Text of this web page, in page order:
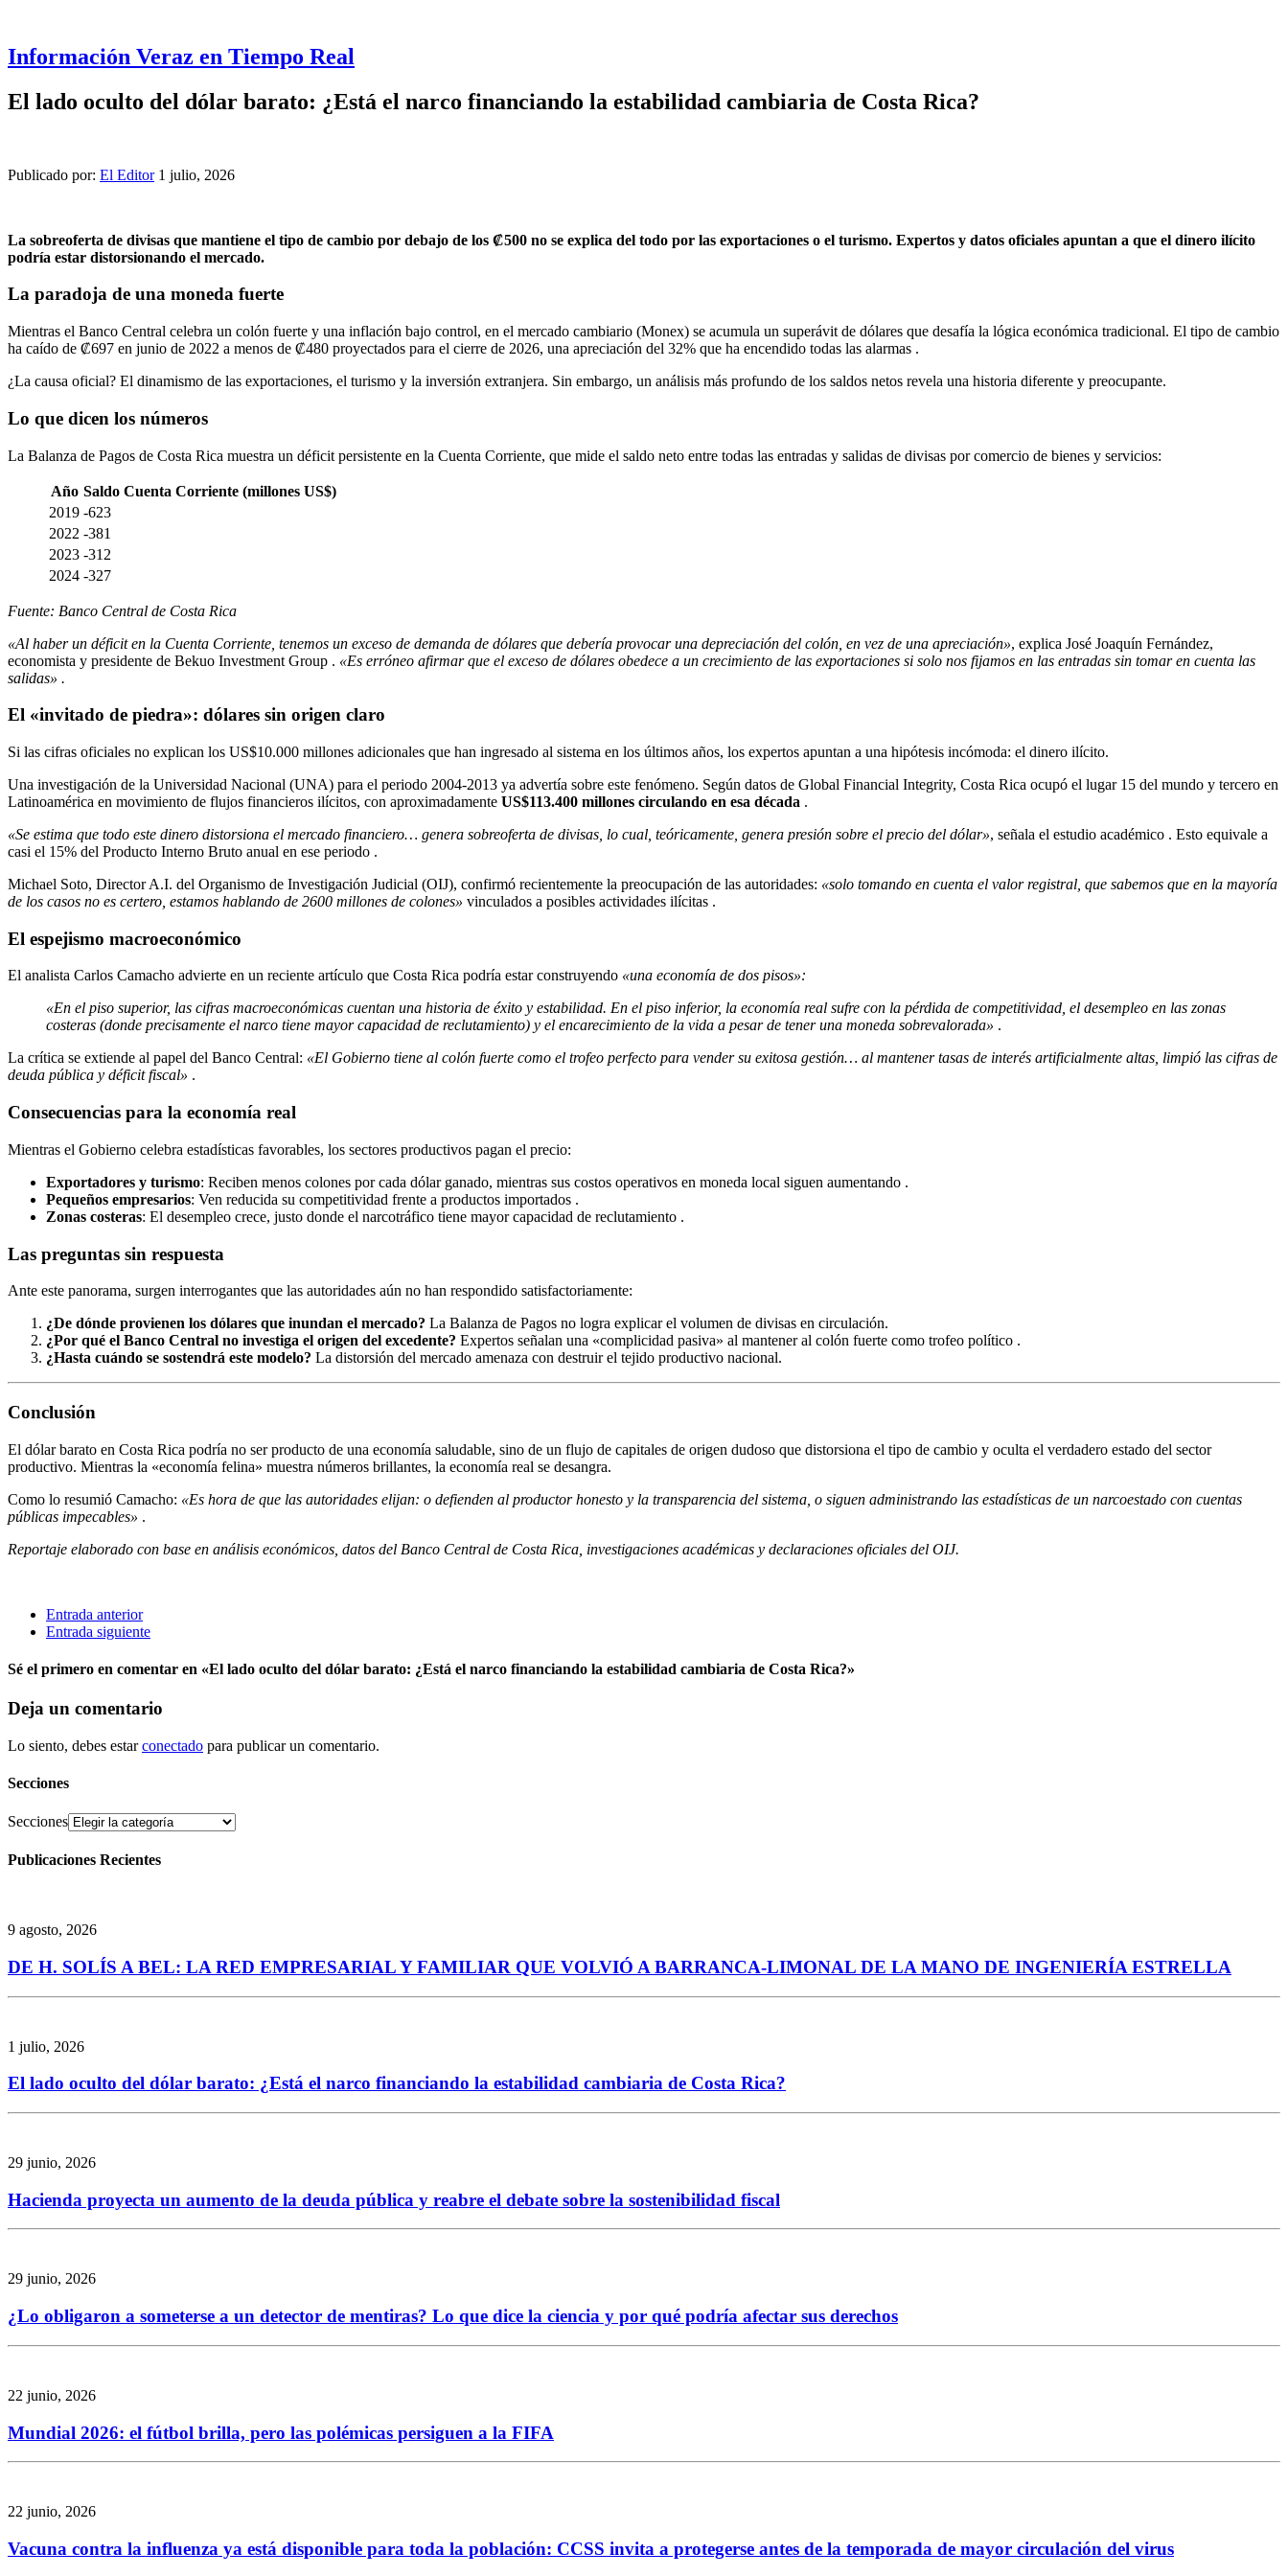
Información Veraz en Tiempo Real
El lado oculto del dólar barato: ¿Está el narco financiando la estabilidad cambiaria de Costa Rica?
Publicado por: El Editor 1 julio, 2026
La sobreoferta de divisas que mantiene el tipo de cambio por debajo de los ₡500 no se explica del todo por las exportaciones o el turismo. Expertos y datos oficiales apuntan a que el dinero ilícito
podría estar distorsionando el mercado.
La paradoja de una moneda fuerte
Mientras el Banco Central celebra un colón fuerte y una inflación bajo control, en el mercado cambiario (Monex) se acumula un superávit de dólares que desafía la lógica económica tradicional. El tipo de cambio
ha caído de ₡697 en junio de 2022 a menos de ₡480 proyectados para el cierre de 2026, una apreciación del 32% que ha encendido todas las alarmas .
¿La causa oficial? El dinamismo de las exportaciones, el turismo y la inversión extranjera. Sin embargo, un análisis más profundo de los saldos netos revela una historia diferente y preocupante.
Lo que dicen los números
La Balanza de Pagos de Costa Rica muestra un déficit persistente en la Cuenta Corriente, que mide el saldo neto entre todas las entradas y salidas de divisas por comercio de bienes y servicios:
Año Saldo Cuenta Corriente (millones US$)
2019 -623
2022 -381
2023 -312
2024 -327
Fuente: Banco Central de Costa Rica
«Al haber un déficit en la Cuenta Corriente, tenemos un exceso de demanda de dólares que debería provocar una depreciación del colón, en vez de una apreciación», explica José Joaquín Fernández,
economista y presidente de Bekuo Investment Group . «Es erróneo afirmar que el exceso de dólares obedece a un crecimiento de las exportaciones si solo nos fijamos en las entradas sin tomar en cuenta las
salidas» .
El «invitado de piedra»: dólares sin origen claro
Si las cifras oficiales no explican los US$10.000 millones adicionales que han ingresado al sistema en los últimos años, los expertos apuntan a una hipótesis incómoda: el dinero ilícito.
Una investigación de la Universidad Nacional (UNA) para el periodo 2004-2013 ya advertía sobre este fenómeno. Según datos de Global Financial Integrity, Costa Rica ocupó el lugar 15 del mundo y tercero en
Latinoamérica en movimiento de flujos financieros ilícitos, con aproximadamente US$113.400 millones circulando en esa década .
«Se estima que todo este dinero distorsiona el mercado financiero… genera sobreoferta de divisas, lo cual, teóricamente, genera presión sobre el precio del dólar», señala el estudio académico . Esto equivale a
casi el 15% del Producto Interno Bruto anual en ese periodo .
Michael Soto, Director A.I. del Organismo de Investigación Judicial (OIJ), confirmó recientemente la preocupación de las autoridades: «solo tomando en cuenta el valor registral, que sabemos que en la mayoría
de los casos no es certero, estamos hablando de 2600 millones de colones» vinculados a posibles actividades ilícitas .
El espejismo macroeconómico
El analista Carlos Camacho advierte en un reciente artículo que Costa Rica podría estar construyendo «una economía de dos pisos»:
«En el piso superior, las cifras macroeconómicas cuentan una historia de éxito y estabilidad. En el piso inferior, la economía real sufre con la pérdida de competitividad, el desempleo en las zonas
costeras (donde precisamente el narco tiene mayor capacidad de reclutamiento) y el encarecimiento de la vida a pesar de tener una moneda sobrevalorada» .
La crítica se extiende al papel del Banco Central: «El Gobierno tiene al colón fuerte como el trofeo perfecto para vender su exitosa gestión… al mantener tasas de interés artificialmente altas, limpió las cifras de
deuda pública y déficit fiscal» .
Consecuencias para la economía real
Mientras el Gobierno celebra estadísticas favorables, los sectores productivos pagan el precio:
Exportadores y turismo: Reciben menos colones por cada dólar ganado, mientras sus costos operativos en moneda local siguen aumentando .
Pequeños empresarios: Ven reducida su competitividad frente a productos importados .
Zonas costeras: El desempleo crece, justo donde el narcotráfico tiene mayor capacidad de reclutamiento .
Las preguntas sin respuesta
Ante este panorama, surgen interrogantes que las autoridades aún no han respondido satisfactoriamente:
¿De dónde provienen los dólares que inundan el mercado? La Balanza de Pagos no logra explicar el volumen de divisas en circulación.
¿Por qué el Banco Central no investiga el origen del excedente? Expertos señalan una «complicidad pasiva» al mantener al colón fuerte como trofeo político .
¿Hasta cuándo se sostendrá este modelo? La distorsión del mercado amenaza con destruir el tejido productivo nacional.
Conclusión
El dólar barato en Costa Rica podría no ser producto de una economía saludable, sino de un flujo de capitales de origen dudoso que distorsiona el tipo de cambio y oculta el verdadero estado del sector
productivo. Mientras la «economía felina» muestra números brillantes, la economía real se desangra.
Como lo resumió Camacho: «Es hora de que las autoridades elijan: o defienden al productor honesto y la transparencia del sistema, o siguen administrando las estadísticas de un narcoestado con cuentas
públicas impecables» .
Reportaje elaborado con base en análisis económicos, datos del Banco Central de Costa Rica, investigaciones académicas y declaraciones oficiales del OIJ.
Entrada anterior
Entrada siguiente
Sé el primero en comentar en «El lado oculto del dólar barato: ¿Está el narco financiando la estabilidad cambiaria de Costa Rica?»
Deja un comentario
Lo siento, debes estarconectado para publicar un comentario.
Secciones
Secciones
Publicaciones Recientes
9 agosto, 2026
DE H. SOLÍS A BEL: LA RED EMPRESARIAL Y FAMILIAR QUE VOLVIÓ A BARRANCA-LIMONAL DE LA MANO DE INGENIERÍA ESTRELLA
1 julio, 2026
El lado oculto del dólar barato: ¿Está el narco financiando la estabilidad cambiaria de Costa Rica?
29 junio, 2026
Hacienda proyecta un aumento de la deuda pública y reabre el debate sobre la sostenibilidad fiscal
29 junio, 2026
¿Lo obligaron a someterse a un detector de mentiras? Lo que dice la ciencia y por qué podría afectar sus derechos
22 junio, 2026
Mundial 2026: el fútbol brilla, pero las polémicas persiguen a la FIFA
22 junio, 2026
Vacuna contra la influenza ya está disponible para toda la población: CCSS invita a protegerse antes de la temporada de mayor circulación del virus